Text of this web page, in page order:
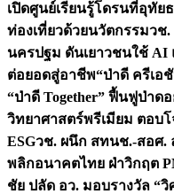
เปิดศูนย์เรียนรู้โดรนที่อุทั
ท่องเที่ยวด้วยนวัตกรรมวช.
นครปฐม ดันเยาวชนใช้ AI
ต่อยอดสู่อาชีพ“ป่าดี ครีเอ
“ป่าดี Together” ฟื้นฟูป่าด
วิทยาศาสตร์พรีเมียม ตอบ
ESGวช. ผนึก สทนช.-สอศ.
พลิกอนาคตไทย ฝ่าวิกฤต
ชัย ปลัด อว. มอบรางวัล “